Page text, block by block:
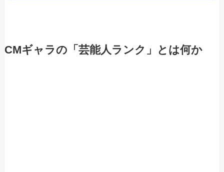
CMギャラの「芸能人ランク」とは何か